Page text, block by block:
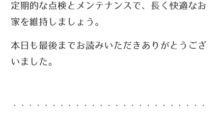
定期的な点検とメンテナンスで、長く快適なお
家を維持しましょう。
本日も最後までお読みいただきありがとうござ
いました。
・・・・・・・・・・・・・・・・・・・・・・・・・